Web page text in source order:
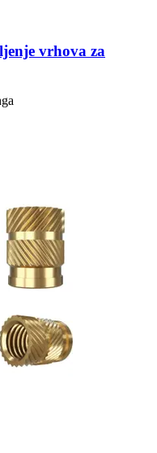
vrhova za